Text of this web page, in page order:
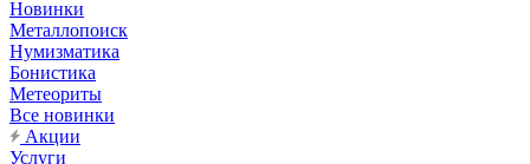
Новинки
Металлопоиск
Нумизматика
Бонистика
Метеориты
Все новинки
Акции
Услуги